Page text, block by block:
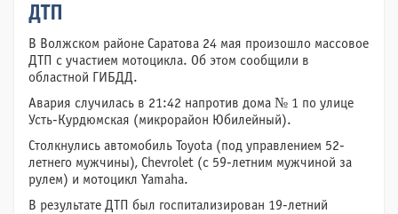
ДТП
В Волжском районе Саратова 24 мая произошло массовое
ДТП с участием мотоцикла. Об этом сообщили в
областной ГИБДД.
Авария случилась в 21:42 напротив дома № 1 по улице
Усть-Курдюмская (микрорайон Юбилейный).
Столкнулись автомобиль Toyota (под управлением 52-
летнего мужчины), Chevrolet (с 59-летним мужчиной за
рулем) и мотоцикл Yamaha.
В результате ДТП был госпитализирован 19-летний